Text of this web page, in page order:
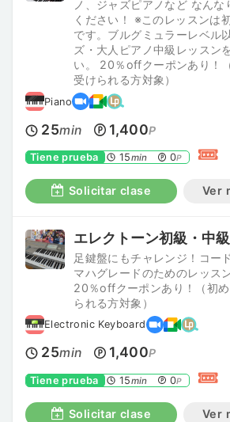
ノ、ジャズピアノなど なんな
ください！ ※このレッスンは
です。ブルグミュラーレベル
ズ・大人ピアノ中級レッスン
い。 20％offクーポンあり！
受けられる方対象）
Piano
25min 1,400P
Tiene prueba 15min 0P
Solicitar clase Ver
エレクトーン初級・中
足鍵盤にもチャレンジ！コー
マハグレードのためのレッス
20％offクーポンあり！（初
られる方対象）
Electronic Keyboard
25min 1,400P
Tiene prueba 15min 0P
Solicitar clase Ver